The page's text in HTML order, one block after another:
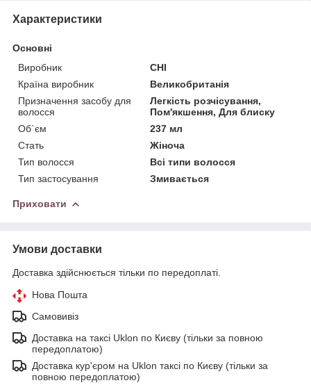
Характеристики
Основні
Виробник
CHI
Країна виробник
Великобританія
Призначення засобу для
волосся
Легкість розчісування,
Пом'якшення, Для блиску
Об`єм
237 мл
Стать
Жіноча
Тип волосся
Всі типи волосся
Тип застосування
Змивається
Приховати
Умови доставки
Доставка здійснюється тільки по передоплаті.
Нова Пошта
Самовивіз
Доставка на таксі Uklon по Києву (тільки за повною
передоплатою)
Доставка кур'єром на Uklon таксі по Києву (тільки за
повною передоплатою)